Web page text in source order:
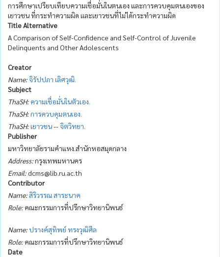
การศึกษาเปรียบเทียบความเชื่อมั่นในตนเอง และการควบคุมตนเองของ
เยาวชน ที่กระทำความผิด และเยาวชนที่ไม่ได้กระทำความผิด
Title Alternative
A Comparison of Self-Confidence and Self-Control of Juvenile
Delinquents and Other Adolescents
Creator
Name: จิรัปปภา เลิศวุฒิ.
Subject
ThaSH: ความเชื่อมั่นในตัวเอง.
ThaSH:การควบคุมตนเอง.
ThaSH:เยาวชน-- จิตวิทยา.
Publisher
มหาวิทยาลัยรามคำแหง.สำนักหอสมุดกลาง
Address:กรุงเทพมหานคร
Email:dcms@lib.ru.ac.th
Contributor
Name:สิริวรรณ สาระนาค
Role: คณะกรรมการที่ปรึกษาวิทยานิพนธ์
Name:ปรางค์สุทิพย์ ทรงวุฒิศีล
Role: คณะกรรมการที่ปรึกษาวิทยานิพนธ์
Date